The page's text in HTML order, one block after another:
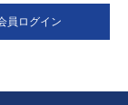
員ログイン